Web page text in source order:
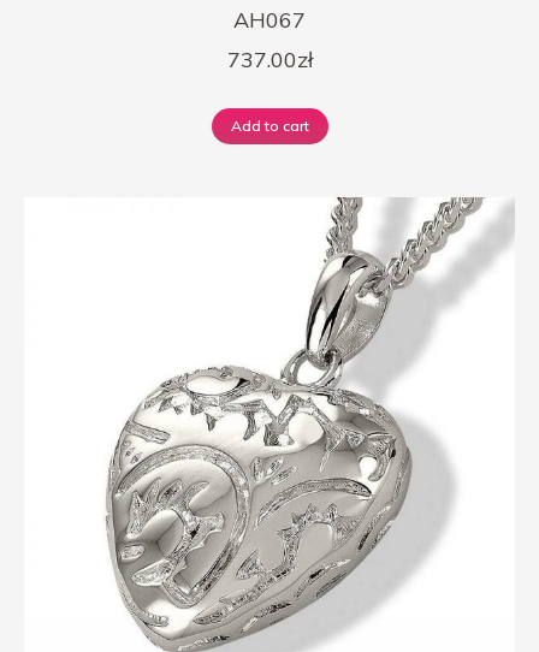
AH067
737.00zł
Add to cart